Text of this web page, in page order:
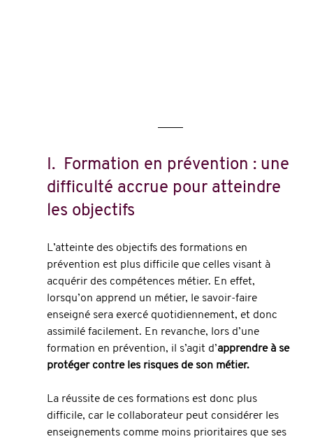
I.  Formation en prévention : une
difficulté accrue pour atteindre
les objectifs
L’atteinte des objectifs des formations en
prévention est plus difficile que celles visant à
acquérir des compétences métier. En effet,
lorsqu’on apprend un métier, le savoir-faire
enseigné sera exercé quotidiennement, et donc
assimilé facilement. En revanche, lors d’une
formation en prévention, il s’agit d’apprendre à se
protéger contre les risques de son métier.
La réussite de ces formations est donc plus
difficile, car le collaborateur peut considérer les
enseignements comme moins prioritaires que ses